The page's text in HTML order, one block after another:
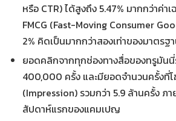
หรือ CTR) ได้สูงถึง 5.47% มากกว่าค่า
FMCG (Fast-Moving Consumer
2% คิดเป็นมากกว่าสองเท่าของมาตรฐ
ยอดคลิกจากทุกช่องทางสื่อของทรูมัน
400,000 ครั้ง และมียอดจำนวนครั้งที่
(Impression) รวมกว่า 5.9 ล้านครั้ง ภา
สัปดาห์แรกของแคมเปญ